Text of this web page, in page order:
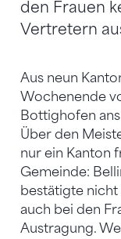
den Frauen
Vertretern
Aus neun
Wochenende
Bottighofen
Über den
nur ein Kanton
Gemeinde:
bestätigte nicht
auch bei den
Austragung.